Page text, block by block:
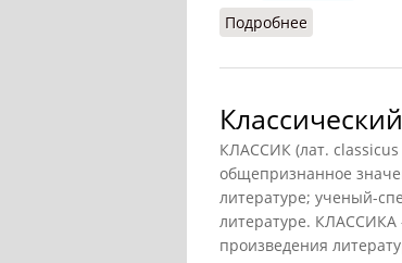
Подробнее
Классический
КЛАССИК (лат.
общепризнанное
литературе; ученый-
литературе.
произведения